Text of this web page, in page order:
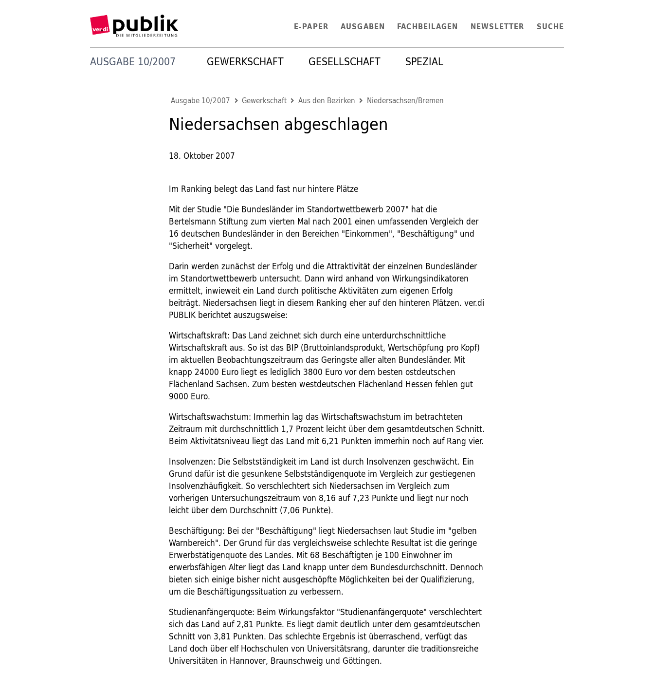
E-PAPER AUSGABEN FACHBEILAGEN NEWSLETTER SUCHE
AUSGABE 10/2007 GEWERKSCHAFT GESELLSCHAFT SPEZIAL
Ausgabe 10/2007 Gewerkschaft Aus den Bezirken Niedersachsen/Bremen
Niedersachsen abgeschlagen
18. Oktober 2007
Im Ranking belegt das Land fast nur hintere Plätze
Mit der Studie "Die Bundesländer im Standortwettbewerb 2007" hat die
Bertelsmann Stiftung zum vierten Mal nach 2001 einen umfassenden Vergleich der
16 deutschen Bundesländer in den Bereichen "Einkommen", "Beschäftigung" und
"Sicherheit" vorgelegt.
Darin werden zunächst der Erfolg und die Attraktivität der einzelnen Bundesländer
im Standortwettbewerb untersucht. Dann wird anhand von Wirkungsindikatoren
ermittelt, inwieweit ein Land durch politische Aktivitäten zum eigenen Erfolg
beiträgt. Niedersachsen liegt in diesem Ranking eher auf den hinteren Plätzen. ver.di
PUBLIK berichtet auszugsweise:
Wirtschaftskraft: Das Land zeichnet sich durch eine unterdurchschnittliche
Wirtschaftskraft aus. So ist das BIP (Bruttoinlandsprodukt, Wertschöpfung pro Kopf)
im aktuellen Beobachtungszeitraum das Geringste aller alten Bundesländer. Mit
knapp 24000 Euro liegt es lediglich 3800 Euro vor dem besten ostdeutschen
Flächenland Sachsen. Zum besten westdeutschen Flächenland Hessen fehlen gut
9000 Euro.
Wirtschaftswachstum: Immerhin lag das Wirtschaftswachstum im betrachteten
Zeitraum mit durchschnittlich 1,7 Prozent leicht über dem gesamtdeutschen Schnitt.
Beim Aktivitätsniveau liegt das Land mit 6,21 Punkten immerhin noch auf Rang vier.
Insolvenzen: Die Selbstständigkeit im Land ist durch Insolvenzen geschwächt. Ein
Grund dafür ist die gesunkene Selbstständigenquote im Vergleich zur gestiegenen
Insolvenzhäufigkeit. So verschlechtert sich Niedersachsen im Vergleich zum
vorherigen Untersuchungszeitraum von 8,16 auf 7,23 Punkte und liegt nur noch
leicht über dem Durchschnitt (7,06 Punkte).
Beschäftigung: Bei der "Beschäftigung" liegt Niedersachsen laut Studie im "gelben
Warnbereich". Der Grund für das vergleichsweise schlechte Resultat ist die geringe
Erwerbstätigenquote des Landes. Mit 68 Beschäftigten je 100 Einwohner im
erwerbsfähigen Alter liegt das Land knapp unter dem Bundesdurchschnitt. Dennoch
bieten sich einige bisher nicht ausgeschöpfte Möglichkeiten bei der Qualifizierung,
um die Beschäftigungssituation zu verbessern.
Studienanfängerquote: Beim Wirkungsfaktor "Studienanfängerquote" verschlechtert
sich das Land auf 2,81 Punkte. Es liegt damit deutlich unter dem gesamtdeutschen
Schnitt von 3,81 Punkten. Das schlechte Ergebnis ist überraschend, verfügt das
Land doch über elf Hochschulen von Universitätsrang, darunter die traditionsreiche
Universitäten in Hannover, Braunschweig und Göttingen.